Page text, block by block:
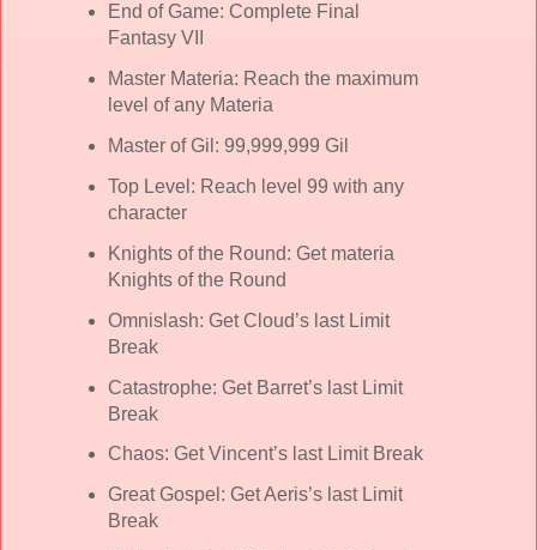
End of Game: Complete Final
Fantasy VII
Master Materia: Reach the maximum
level of any Materia
Master of Gil: 99,999,999 Gil
Top Level: Reach level 99 with any
character
Knights of the Round: Get materia
Knights of the Round
Omnislash: Get Cloud’s last Limit
Break
Catastrophe: Get Barret’s last Limit
Break
Chaos: Get Vincent’s last Limit Break
Great Gospel: Get Aeris’s last Limit
Break